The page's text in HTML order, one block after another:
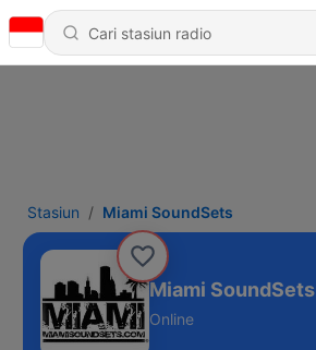
Stasiun Miami SoundSets
Miami SoundSets
Online